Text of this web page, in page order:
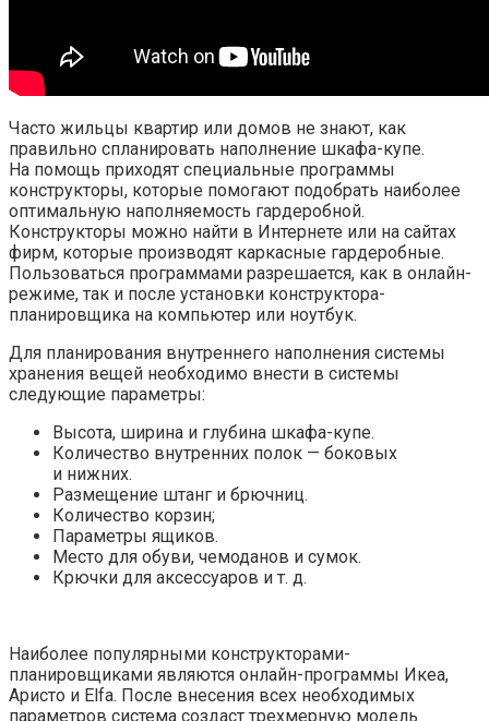
Часто жильцы квартир или домов не знают, как
правильно спланировать наполнение шкафа-купе.
На помощь приходят специальные программы
конструкторы, которые помогают подобрать наиболее
оптимальную наполняемость гардеробной.
Конструкторы можно найти в Интернете или на сайтах
фирм, которые производят каркасные гардеробные.
Пользоваться программами разрешается, как в онлайн-
режиме, так и после установки конструктора-
планировщика на компьютер или ноутбук.
Для планирования внутреннего наполнения системы
хранения вещей необходимо внести в системы
следующие параметры:
Высота, ширина и глубина шкафа-купе.
Количество внутренних полок — боковых
и нижних.
Размещение штанг и брючниц.
Количество корзин;
Параметры ящиков.
Место для обуви, чемоданов и сумок.
Крючки для аксессуаров и т. д.
Наиболее популярными конструкторами-
планировщиками являются онлайн-программы Икеа,
Аристо и Elfa. После внесения всех необходимых
параметров система создаст трехмерную модель